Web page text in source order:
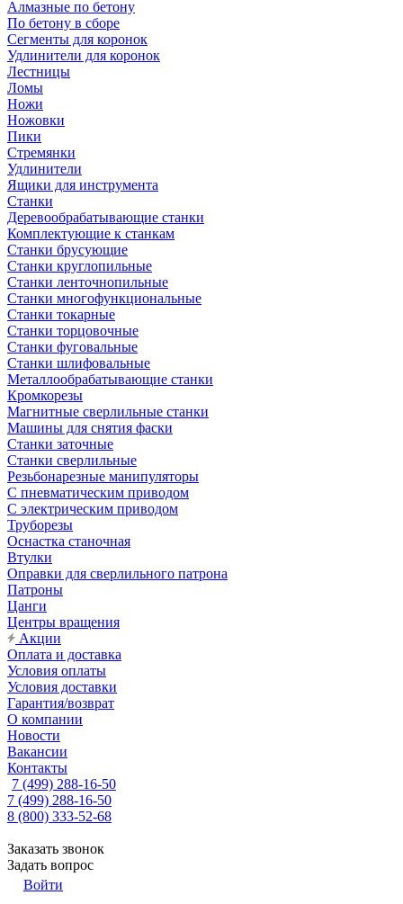
Алмазные по бетону
По бетону в сборе
Сегменты для коронок
Удлинители для коронок
Лестницы
Ломы
Ножи
Ножовки
Пики
Стремянки
Удлинители
Ящики для инструмента
Станки
Деревообрабатывающие станки
Комплектующие к станкам
Станки брусующие
Станки круглопильные
Станки ленточнопильные
Станки многофункциональные
Станки токарные
Станки торцовочные
Станки фуговальные
Станки шлифовальные
Металлообрабатывающие станки
Кромкорезы
Магнитные сверлильные станки
Машины для снятия фаски
Станки заточные
Станки сверлильные
Резьбонарезные манипуляторы
С пневматическим приводом
С электрическим приводом
Труборезы
Оснастка станочная
Втулки
Оправки для сверлильного патрона
Патроны
Цанги
Центры вращения
Акции
Оплата и доставка
Условия оплаты
Условия доставки
Гарантия/возврат
О компании
Новости
Вакансии
Контакты
7 (499) 288-16-50
7 (499) 288-16-50
8 (800) 333-52-68
Заказать звонок
Задать вопрос
Войти